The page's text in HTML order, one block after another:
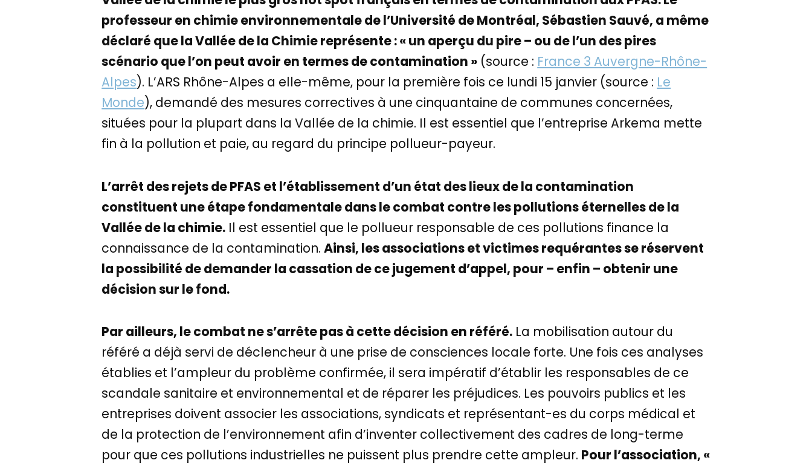
professeur en chimie environnementale de l’Université de Montréal, Sébastien Sauvé, a même
déclaré que la Vallée de la Chimie représente : « un aperçu du pire – ou de l’un des pires
scénario que l’on peut avoir en termes de contamination » (source : France 3 Auvergne-Rhône-
Alpes). L’ARS Rhône-Alpes a elle-même, pour la première fois ce lundi 15 janvier (source : Le
Monde), demandé des mesures correctives à une cinquantaine de communes concernées,
situées pour la plupart dans la Vallée de la chimie. Il est essentiel que l’entreprise Arkema mette
fin à la pollution et paie, au regard du principe pollueur-payeur.
L’arrêt des rejets de PFAS et l’établissement d’un état des lieux de la contamination
constituent une étape fondamentale dans le combat contre les pollutions éternelles de la
Vallée de la chimie. Il est essentiel que le pollueur responsable de ces pollutions finance la
connaissance de la contamination.Ainsi, les associations et victimes requérantes se réservent
la possibilité de demander la cassation de ce jugement d’appel, pour – enfin – obtenir une
décision sur le fond.
Par ailleurs, le combat ne s’arrête pas à cette décision en référé. La mobilisation autour du
référé a déjà servi de déclencheur à une prise de consciences locale forte. Une fois ces analyses
établies et l’ampleur du problème confirmée, il sera impératif d’établir les responsables de ce
scandale sanitaire et environnemental et de réparer les préjudices. Les pouvoirs publics et les
entreprises doivent associer les associations, syndicats et représentant-es du corps médical et
de la protection de l’environnement afin d’inventer collectivement des cadres de long-terme
pour que ces pollutions industrielles ne puissent plus prendre cette ampleur. Pour l’association, «